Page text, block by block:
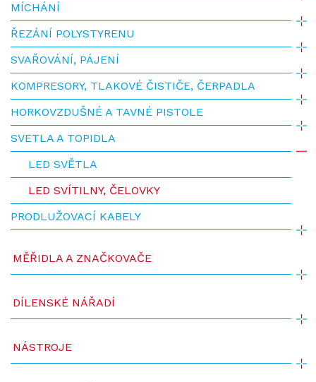
MÍCHÁNÍ
ŘEZÁNÍ POLYSTYRENU
SVAŘOVÁNÍ, PÁJENÍ
KOMPRESORY, TLAKOVÉ ČISTIČE, ČERPADLA
HORKOVZDUŠNÉ A TAVNÉ PISTOLE
SVETLA A TOPIDLA
LED SVĚTLA
LED SVÍTILNY, ČELOVKY
PRODLUŽOVACÍ KABELY
MĚŘIDLA A ZNAČKOVAČE
DÍLENSKÉ NÁŘADÍ
NÁSTROJE